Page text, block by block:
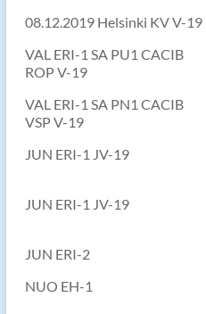
08.12.2019 Helsinki KV V-19
VAL ERI-1 SA PU1 CACIB
ROP V-19
VAL ERI-1 SA PN1 CACIB
VSP V-19
JUN ERI-1 JV-19
JUN ERI-1 JV-19
JUN ERI-2
NUO EH-1